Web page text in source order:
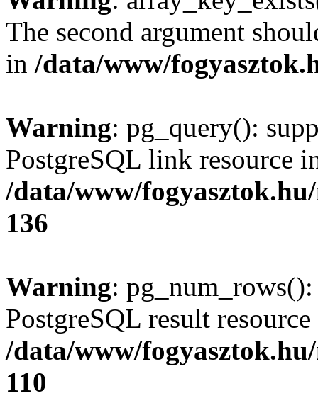
The second argument
in /data/www/
Warning: pg_query():
PostgreSQL link resource
/data/www/
136
Warning:
PostgreSQL result
/data/www/
110